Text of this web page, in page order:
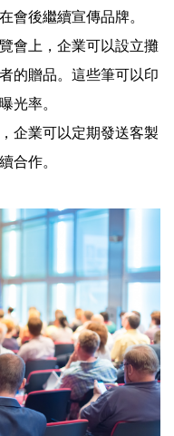
會後繼續宣傳品牌。
會上，企業可以設立攤
的贈品。這些筆可以印
光率。
企業可以定期發送客製
合作。